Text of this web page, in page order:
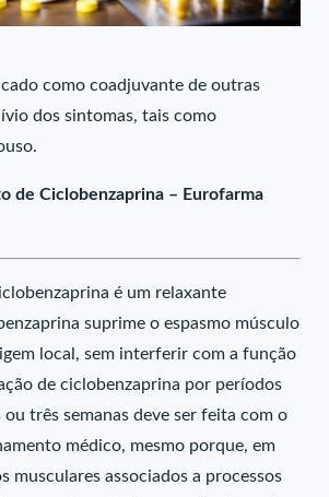
como coadjuvante de outras
dos sintomas, tais como
de Ciclobenzaprina – Eurofarma
é um relaxante
suprime o espasmo músculo
local, sem interferir com a função
de ciclobenzaprina por períodos
ou três semanas deve ser feita com o
médico, mesmo porque, em
musculares associados a processos